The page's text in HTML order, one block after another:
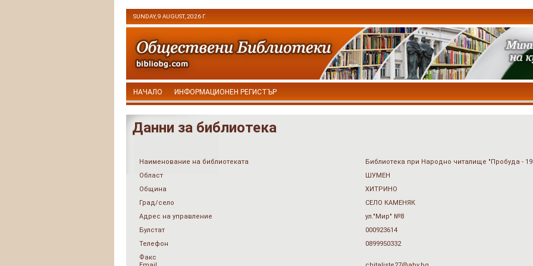
SUNDAY, 9 AUGUST, 2026 Г.
НАЧАЛО ИНФОРМАЦИОНЕН РЕГИСТЪР
Данни за библиотека
Наименование на библиотеката
Библиотека при Народно читалище "Пробуда -
Област
ШУМЕН
Община
ХИТРИНО
Град/село
СЕЛО КАМЕНЯК
Адрес на управление
ул."Мир" №8
Булстат
000923614
Телефон
0899950332
Факс